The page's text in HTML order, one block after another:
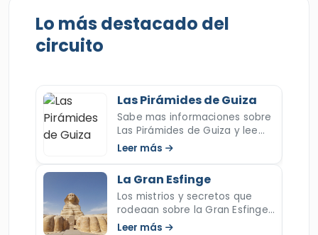
admira. Estas ciudades incluyen monumentos
tan importantes como elComplejo de las
Pirámides de Guiza
Templo de la reina Hachepsut, los Templos
de Abu Simbel
y mucho más. Consigue el viaje
que siempre has soñado y reserva con
Lo más destacado del
circuito
Las Pirámides de Guiza
Sabe mas informaciones sobre
Las Pirámides de Guiza y lee
sobre una de las siete
Pirámide" en este artículo.
Leer más
La Gran Esfinge
Los mistrios y secretos que
rodeaan sobre la Gran Esfinge
de Guiza son muchos y puede
Leer más